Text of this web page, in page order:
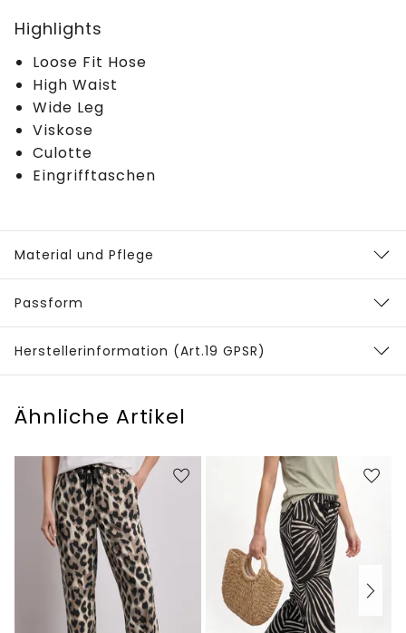
Highlights
Loose Fit Hose
High Waist
Wide Leg
Viskose
Culotte
Eingrifftaschen
Material und Pflege
Passform
Herstellerinformation (Art.19 GPSR)
Ähnliche Artikel